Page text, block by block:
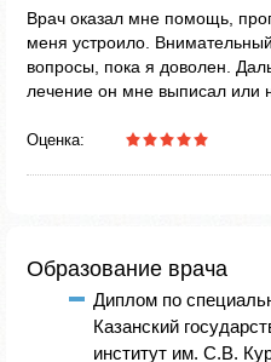
Врач оказал мне помощь,
меня устроило.
вопросы, пока я доволен.
лечение он мне выписал или
Оценка:
Образование врача
Диплом по
Казанский
институт им. С.В.